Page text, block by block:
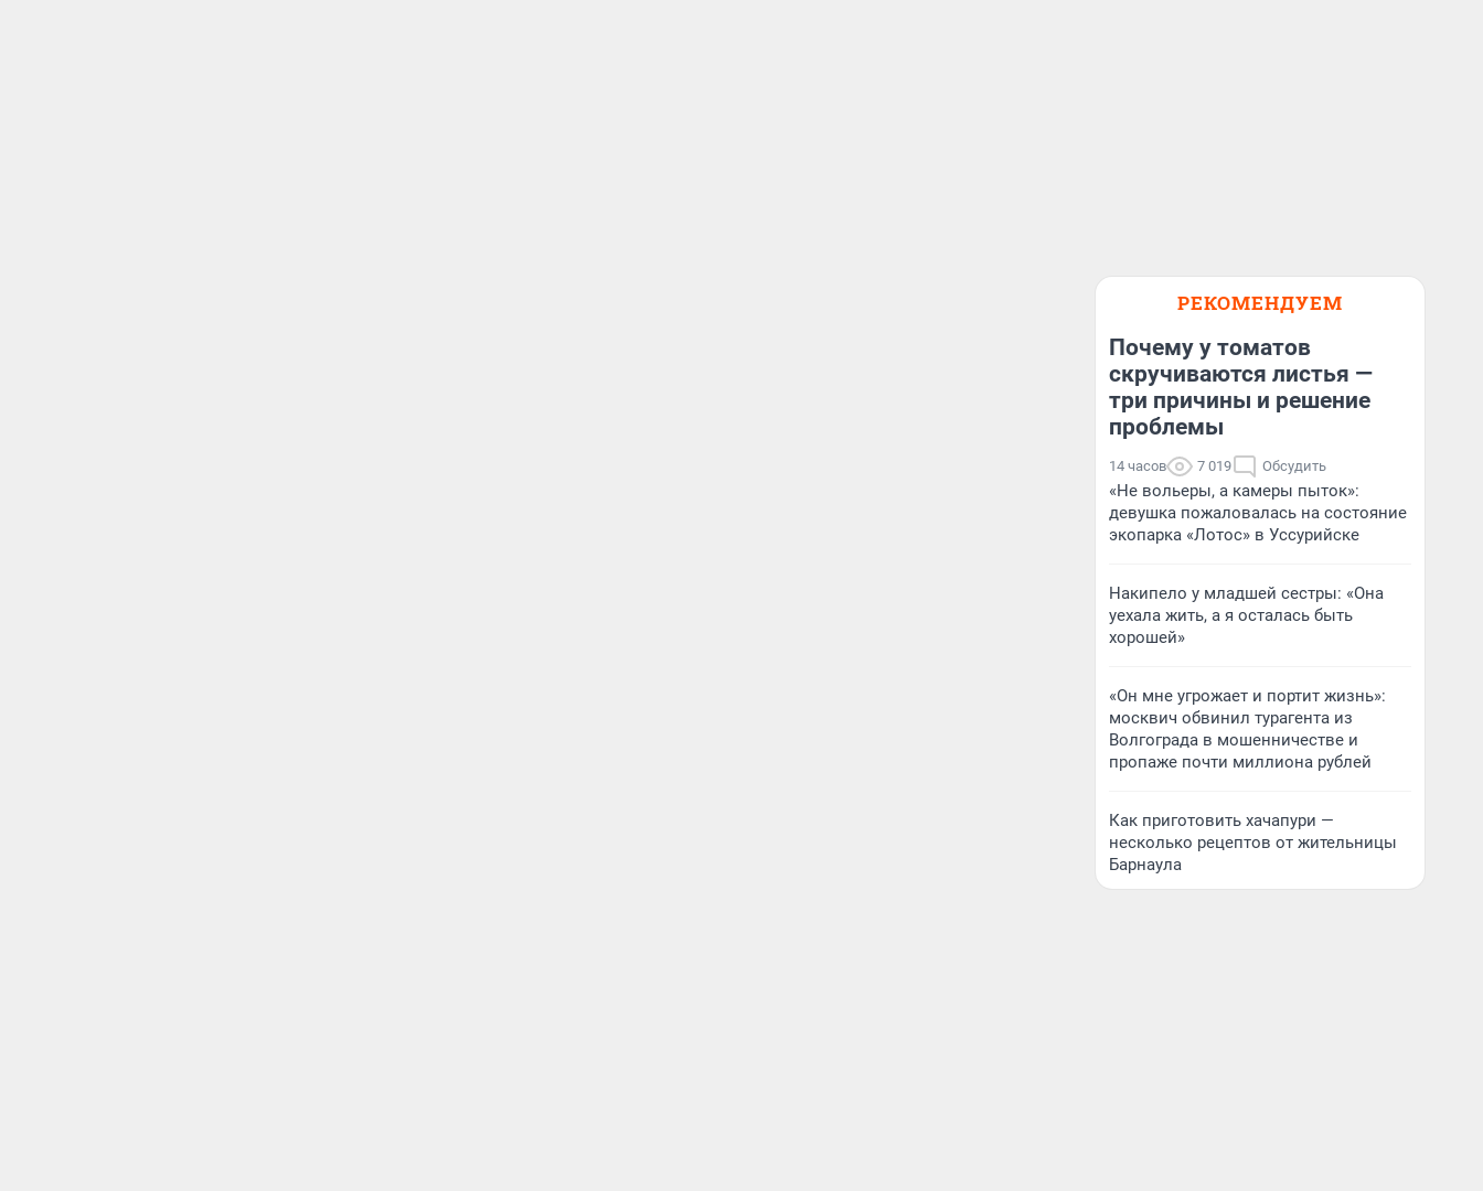
РЕКОМЕНДУЕМ
Почему у томатов
скручиваются листья —
три причины и решение
проблемы
14 часов 7 019 Обсудить
«Не вольеры, а камеры пыток»:
девушка пожаловалась на состояние
экопарка «Лотос» в Уссурийске
Накипело у младшей сестры: «Она
уехала жить, а я осталась быть
хорошей»
«Он мне угрожает и портит жизнь»:
москвич обвинил турагента из
Волгограда в мошенничестве и
пропаже почти миллиона рублей
Как приготовить хачапури —
несколько рецептов от жительницы
Барнаула